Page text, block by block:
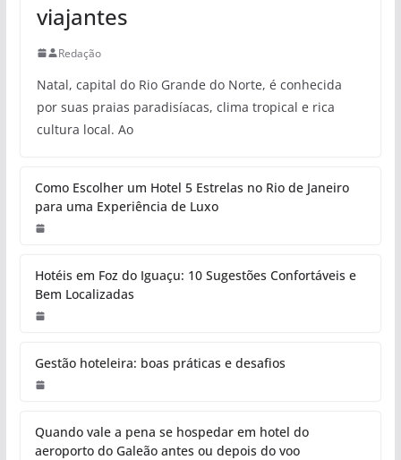
viajantes
Redação
Natal, capital do Rio Grande do Norte, é conhecida
por suas praias paradisíacas, clima tropical e rica
cultura local. Ao
Como Escolher um Hotel 5 Estrelas no Rio de Janeiro
para uma Experiência de Luxo
Hotéis em Foz do Iguaçu: 10 Sugestões Confortáveis e
Bem Localizadas
Gestão hoteleira: boas práticas e desafios
Quando vale a pena se hospedar em hotel do
aeroporto do Galeão antes ou depois do voo